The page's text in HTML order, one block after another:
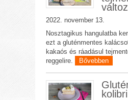
2022. november 13.
Nosztagikus hangulatba
ezt a gluténmentes
kakaós és ráadásul
reggelire.
Bővebben